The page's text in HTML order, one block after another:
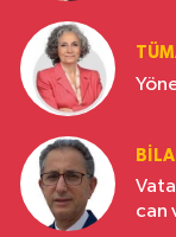
can